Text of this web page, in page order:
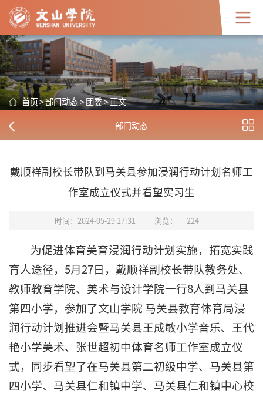
首页>部门动态>团委>正文
部门动态
戴顺祥副校长带队到马关县参加浸润行动计划名师工
作室成立仪式并看望实习生
时间：2024-05-29 17:31 浏览： 224
为促进体育美育浸润行动计划实施，拓宽实践
育人途径，5月27日，戴顺祥副校长带队教务处、
教师教育学院、美术与设计学院一行8人到马关县
第四小学，参加了文山学院 马关县教育体育局浸
润行动计划推进会暨马关县王成敏小学音乐、王代
艳小学美术、张世超初中体育名师工作室成立仪
式，同步看望了在马关县第二初级中学、马关县第
四小学、马关县仁和镇中学、马关县仁和镇中心校